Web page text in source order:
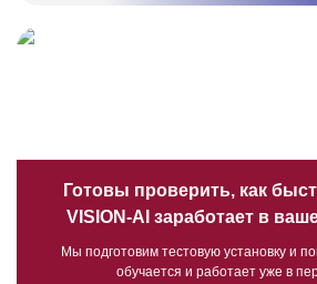
Готовы проверить, как
VISION-AI заработает в
Мы подготовим тестовую установку и
обучается и работает уже в